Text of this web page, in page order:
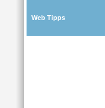
Web Tipps